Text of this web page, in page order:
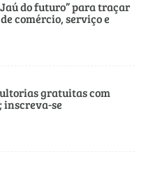
do futuro” para traçar
comércio, serviço e
gratuitas com
inscreva-se